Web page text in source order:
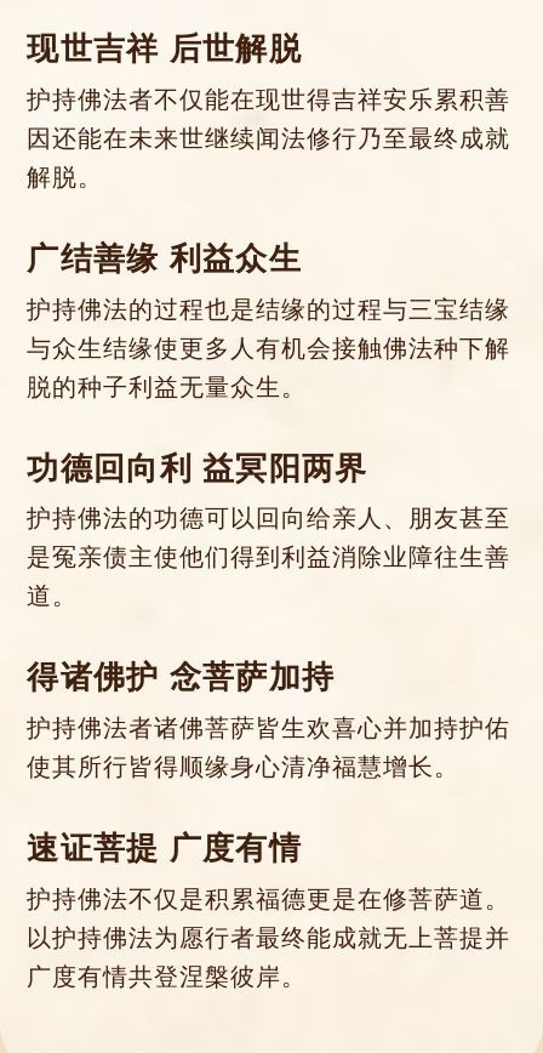
现世吉祥 后世解脱
护持佛法者不仅能在现世得吉祥安乐累积善
因还能在未来世继续闻法修行乃至最终成就
解脱。
广结善缘 利益众生
护持佛法的过程也是结缘的过程与三宝结缘
与众生结缘使更多人有机会接触佛法种下解
脱的种子利益无量众生。
功德回向利 益冥阳两界
护持佛法的功德可以回向给亲人、朋友甚至
是冤亲债主使他们得到利益消除业障往生善
道。
得诸佛护 念菩萨加持
护持佛法者诸佛菩萨皆生欢喜心并加持护佑
使其所行皆得顺缘身心清净福慧增长。
速证菩提 广度有情
护持佛法不仅是积累福德更是在修菩萨道。
以护持佛法为愿行者最终能成就无上菩提并
广度有情共登涅槃彼岸。